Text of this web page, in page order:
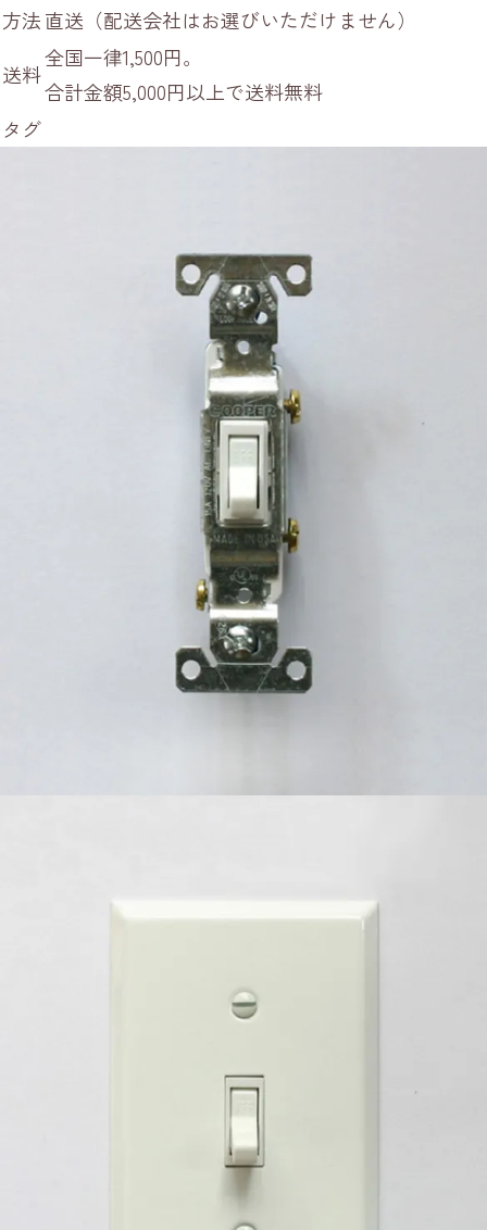
方法直送（配送会社はお選びいただけません）
送料
全国一律1,500円。
合計金額5,000円以上で送料無料
タグ